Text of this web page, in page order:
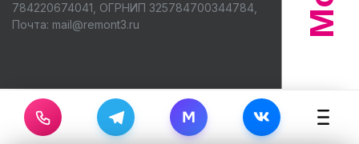
784220674041, ОГРНИП 325784700344784,
Почта: mail@remont3.ru
M